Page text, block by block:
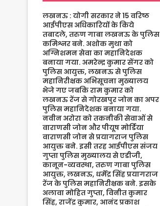
लखनऊ : योगी सरकार ने 15 वरिष्ठ
आईपीएस अधिकारियों के किये
तबादले, तरुण गाबा लखनऊ के पुलिस
कमिश्नर बने. अशोक मुथा को
अग्निशमन सेवा का महानिदेशक
बनाया गया. अमरेन्द्र कुमार सेंगर को
पुलिस आयुक्त, लखनऊ से पुलिस
महानिरीक्षक अभिसूचना मुख्यालय
भेजे गए जबकि राम कुमार को
लखनऊ रेंज से गोरखपुर जोन का अपर
पुलिस महानिदेशक बनाया गया.
नवीन अरोरा को तकनीकी सेवाओं से
वाराणसी जोन और पीयूष मोर्डिया
वाराणसी जोन से प्रयागराज पुलिस
आयुक्त बने. इसी तरह आईपीएस संजय
गुप्ता पुलिस मुख्यालय से एडीजी,
कानून-व्यवस्था, तरुण गाबा पुलिस
आयुक्त, लखनऊ, धर्मेंद्र सिंह प्रयागराज
रेंज के पुलिस महानिरीक्षक बने. इसके
अलावा मोहित गुप्ता, विनीत कुमार
सिंह, राजेंद्र कुमार, आनंद प्रकाश